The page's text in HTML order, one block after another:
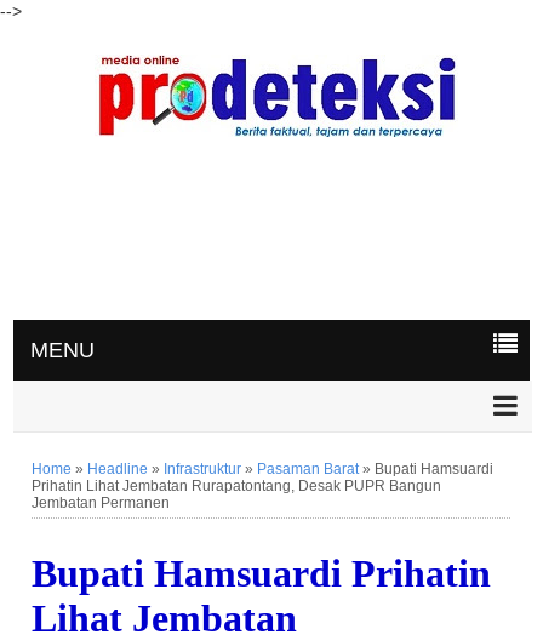
-->
MENU
Home » Headline » Infrastruktur » Pasaman Barat» Bupati Hamsuardi
Prihatin Lihat Jembatan Rurapatontang, Desak PUPR Bangun
Jembatan Permanen
Bupati Hamsuardi Prihatin
Lihat Jembatan